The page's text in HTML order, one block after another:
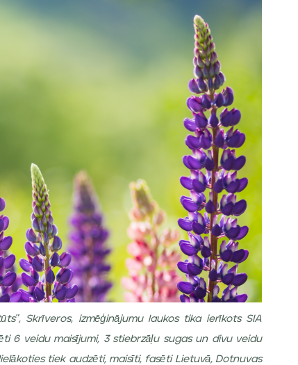
Skrīveros, izmēģinājumu laukos tika ierīkots SIA
6 veidu maisījumi, 3 stiebrzāļu sugas un divu veidu
tiek audzēti, maisīti, fasēti Lietuvā, Dotnuvas